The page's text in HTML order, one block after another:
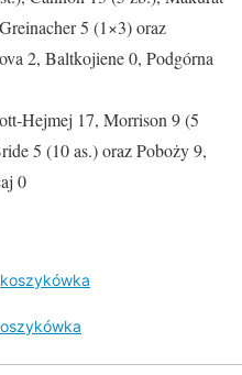
5 (1×3) oraz
2, Baltkojiene 0, Podgórna
Hejmej 17, Morrison 9 (5
5 (10 as.) oraz Poboży 9,
0
koszykówka